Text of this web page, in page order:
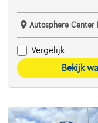
Autosphere Center
Vergelijk
Bekijk